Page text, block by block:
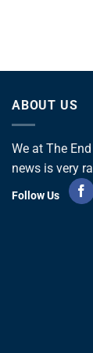
ABOUT US
We at The
news is very
Follow Us